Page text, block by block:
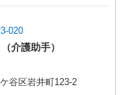
020
介護助手）
谷区岩井町123-2